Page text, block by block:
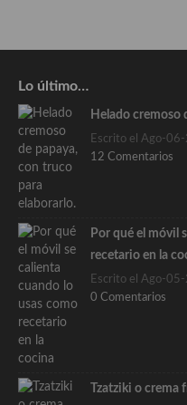
Lo último…
Helado cremoso
Escrito el Ago-
12 Comentarios
Por qué el móvil
recetario en la
Escrito el Ago-
0 Comentarios
Tzatziki o